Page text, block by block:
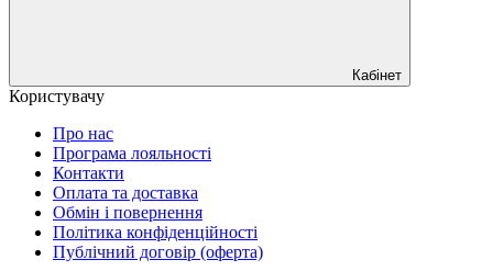
Кабінет
Користувачу
Про нас
Програма лояльності
Контакти
Оплата та доставка
Обмін і повернення
Політика конфіденційності
Публічний договір (оферта)